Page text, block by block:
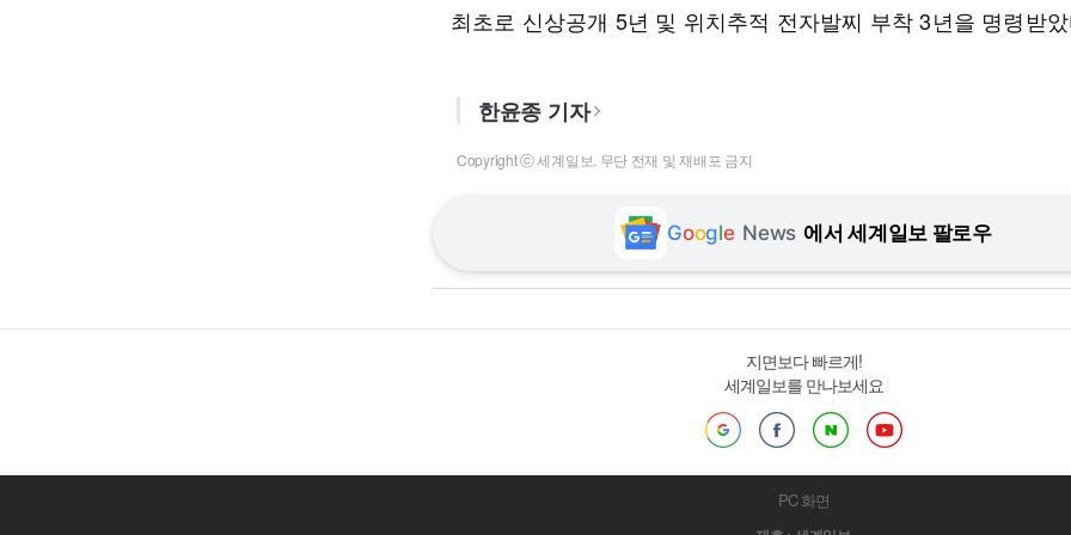
최초로 신상공개 5년 및 위치추적 전자발찌 부착 3년을 명령받
한윤종 기자
Copyright ⓒ 세계일보. 무단 전재 및 재배포 금지
Google News 에서 세계일보 팔로우
지면보다 빠르게!
세계일보를 만나보세요
PC 화면